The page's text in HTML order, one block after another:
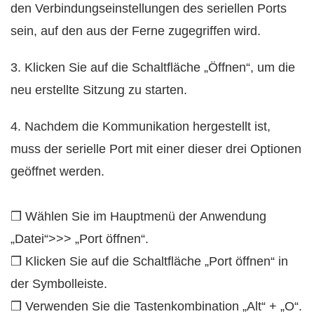
den Verbindungseinstellungen des seriellen Ports
sein, auf den aus der Ferne zugegriffen wird.
3. Klicken Sie auf die Schaltfläche „Öffnen“, um die
neu erstellte Sitzung zu starten.
4. Nachdem die Kommunikation hergestellt ist,
muss der serielle Port mit einer dieser drei Optionen
geöffnet werden.
❒ Wählen Sie im Hauptmenü der Anwendung
„Datei“>>> „Port öffnen“.
❒ Klicken Sie auf die Schaltfläche „Port öffnen“ in
der Symbolleiste.
❒ Verwenden Sie die Tastenkombination „Alt“ + „O“.